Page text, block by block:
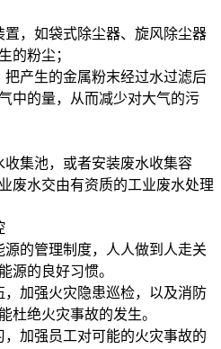
，如袋式除尘器、旋风除尘器
的粉尘；
产生的金属粉末经过水过滤后
中的量，从而减少对大气的污
集池，或者安装废水收集容
废水交由有资质的工业废水处理
的管理制度，人人做到人走关
源的良好习惯。
加强火灾隐患巡检，以及消防
杜绝火灾事故的发生。
加强员工对可能的火灾事故的